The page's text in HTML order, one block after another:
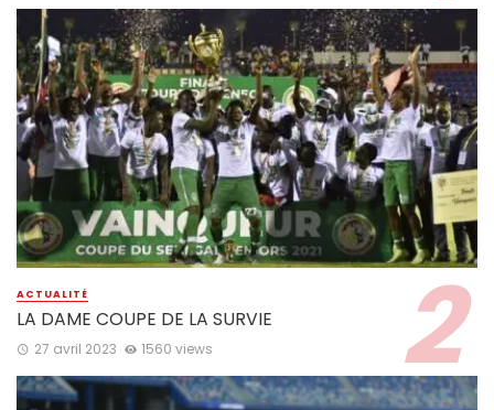
ACTUALITÉ
LA DAME COUPE DE LA SURVIE
27 avril 2023 1560 views